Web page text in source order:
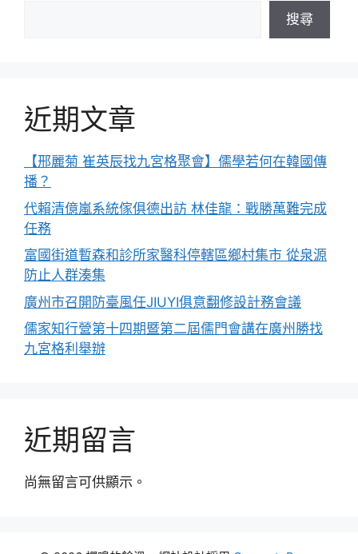
搜尋
近期文章
【邢麗菊 崔英辰找九宮格聚會】儒學若何在韓國傳
播？
代賴清億嵐系統傢俱德出訪 林佳龍：戰勝萬難完成
任務
富國街道暫森和診所家醫科停轄區鄉村集市 從泉源
防止人群湊集
廣州市召開防臺風任JIUYI俱意翻修設計務會議
儒家知行營第十四期暨第二屆儒門會講在廣州勝找
九宮格利舉辦
近期留言
尚無留言可供顯示。